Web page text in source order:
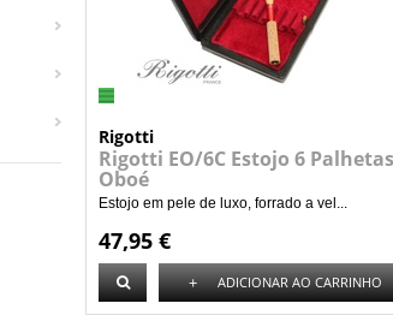
Rigotti
Rigotti EO/6C Estojo 6 Palhetas
Oboé
Estojo em pele de luxo, forrado a vel...
47,95 €
+ ADICIONAR AO CARRINHO